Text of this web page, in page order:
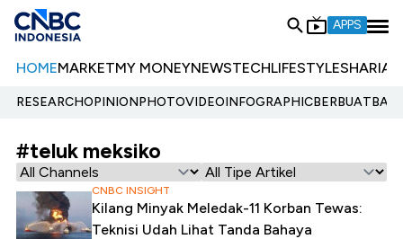
APPS
HOMEMARKETMY MONEYNEWSTECHLIFESTYLESHARIA
RESEARCHOPINIONPHOTOVIDEOINFOGRAPHIC
#teluk meksiko
CNBC INSIGHT
Kilang Minyak Meledak-11 Korban Tewas:
Teknisi Udah Lihat Tanda Bahaya